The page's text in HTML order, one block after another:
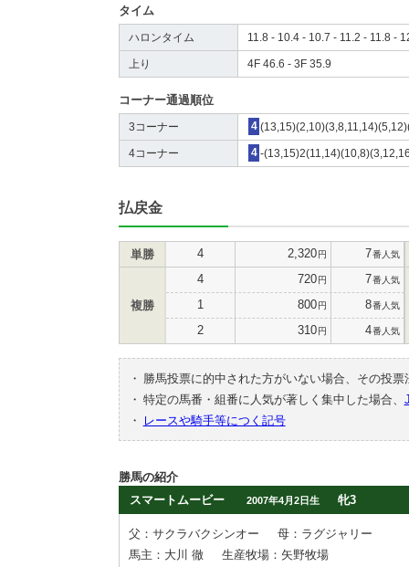
タイム
ハロンタイム 11.8 - 10.4 - 10.7 - 11.2 - 11.8 -
上り 4F 46.6 - 3F 35.9
コーナー通過順位
3コーナー 4
4コーナー 4 -
払戻金
単勝 4 2,320円 7番人気
複勝
4 720円 7番人気
1 800円 8番人気
2 310円 4番人気
・
勝馬投票に的中された方がいない場合、その投
・ 特定の馬番・組番に人気が著しく集中した場合、
・
レースや騎手等につく記号
勝馬の紹介
スマートムービー
2007年4月2日生 牝3
父：サクラバクシンオー
母：ラグジャリー
馬主：大川 徹
生産牧場：矢野牧場